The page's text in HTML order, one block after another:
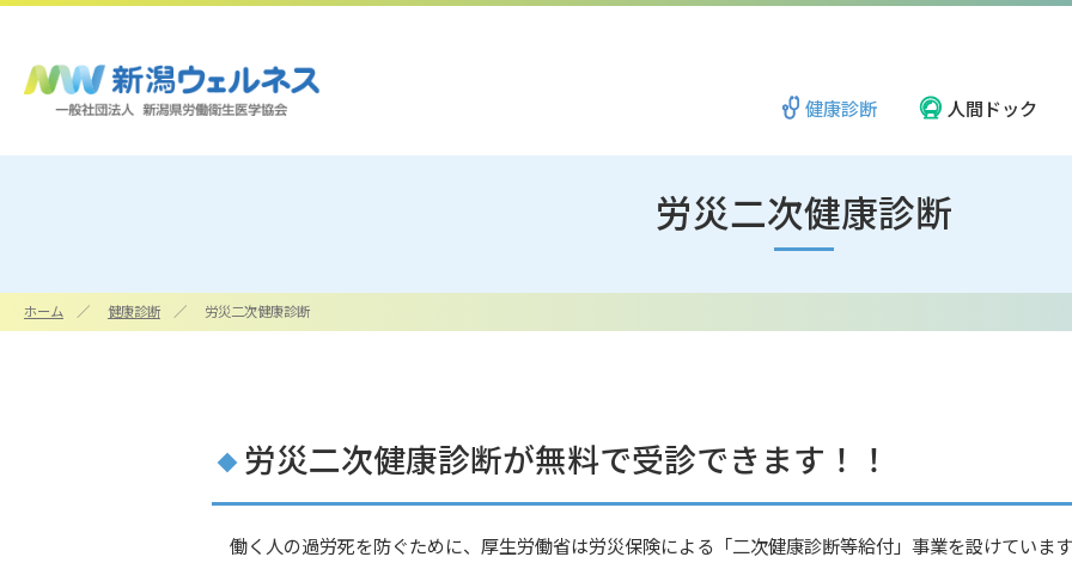
健康診断 人間ドック
施設・アクセス 柏崎・上越地区
一覧へ
地域と社会のために
労災二次健康診断
ホーム 健康診断 労災二次健康診断
労災二次健康診断が無料で受診できます！！
働く人の過労死を防ぐために、厚生労働省は労災保険による「二次健康診断等給付」事業を設けていま